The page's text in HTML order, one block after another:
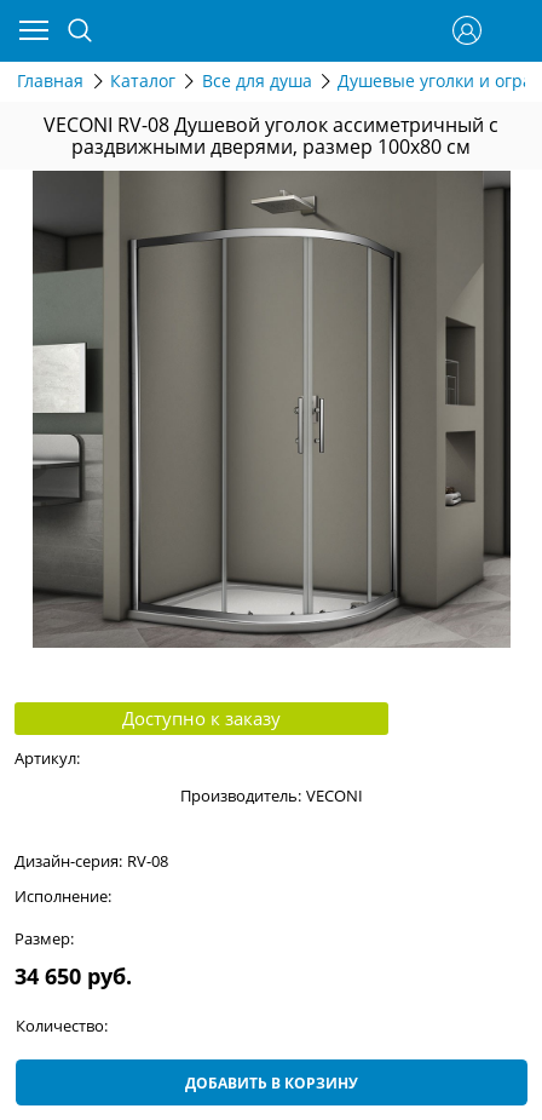
Главная Каталог Все для душа Душевые уголки и
VECONI RV-08 Душевой уголок ассиметричный с
раздвижными дверями, размер 100х80 см
Доступно к заказу
Артикул:
Производитель: VECONI
Дизайн-серия: RV-08
Исполнение:
Размер:
34 650 руб.
Количество:
ДОБАВИТЬ В КОРЗИНУ